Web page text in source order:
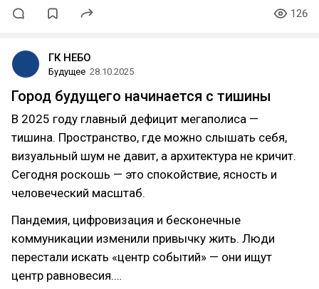
126
ГК НЕБО
Будущее 28.10.2025
Город будущего начинается с тишины
В 2025 году главный дефицит мегаполиса —
тишина. Пространство, где можно слышать себя,
визуальный шум не давит, а архитектура не кричит.
Сегодня роскошь — это спокойствие, ясность и
человеческий масштаб.
Пандемия, цифровизация и бесконечные
коммуникации изменили привычку жить. Люди
перестали искать «центр событий» — они ищут
центр равновесия.…